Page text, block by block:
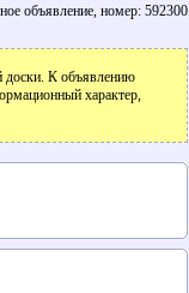
объявление, номер: 592300
доски. К объявлению
характер,